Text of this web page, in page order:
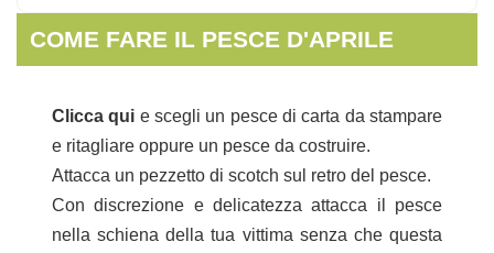
COME FARE IL PESCE D'APRILE
Clicca qui e scegli un pesce di carta da stampare
e ritagliare oppure un pesce da costruire.
Attacca un pezzetto di scotch sul retro del pesce.
Con discrezione e delicatezza attacca il pesce
nella schiena della tua vittima senza che questa